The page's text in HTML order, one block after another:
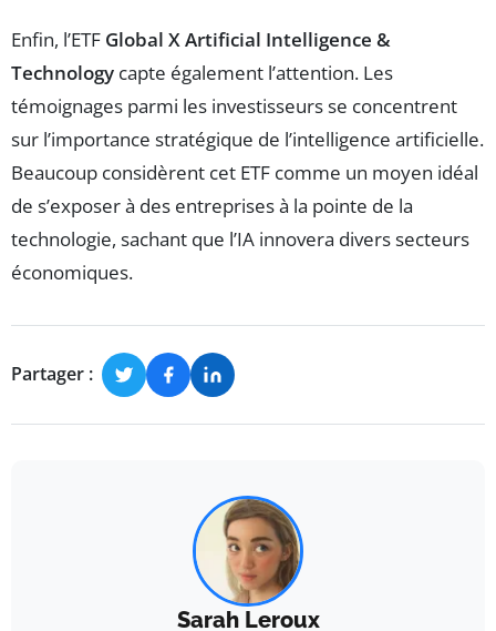
Enfin, l’ETF Global X Artificial Intelligence &
Technology capte également l’attention. Les
témoignages parmi les investisseurs se concentrent
sur l’importance stratégique de l’intelligence artificielle.
Beaucoup considèrent cet ETF comme un moyen idéal
de s’exposer à des entreprises à la pointe de la
technologie, sachant que l’IA innovera divers secteurs
économiques.
Partager :
Sarah Leroux